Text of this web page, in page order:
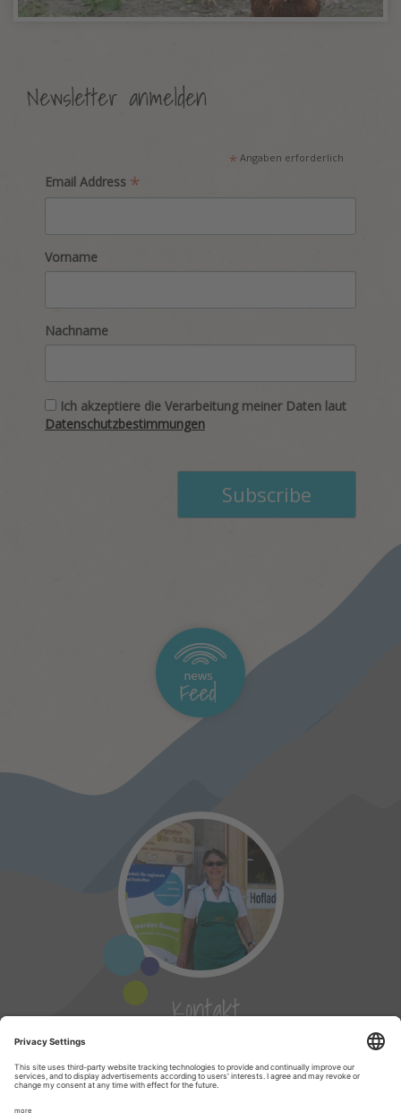
Newsletter anmelden
* Angaben erforderlich
Email Address *
Vorname
Nachname
Ich akzeptiere die Verarbeitung meiner Daten laut
Datenschutzbestimmungen
Kontakt